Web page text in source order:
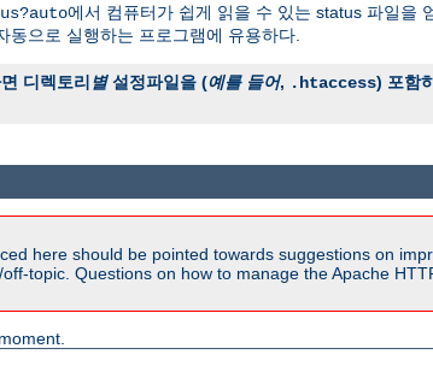
에서 컴퓨터가 쉽게 읽을 수 있는 status 파일을
동으로 실행하는 프로그램에 유용하다.
디렉토리 별설정파일을 (예를 들어, .htaccess) 포함
here should be pointed towards suggestions on
topic. Questions on how to manage the Apache